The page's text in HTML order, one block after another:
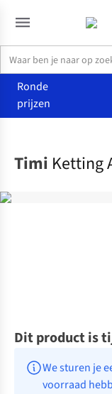
Ronde
prijzen
Timi Ketting
Dit product is
We sturen je
voorraad